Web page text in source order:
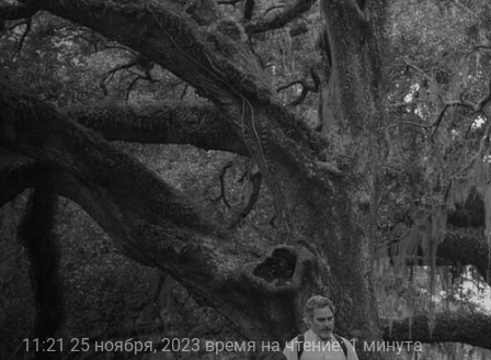
11:21 25 ноября, 2023 время на чтение: 1 минута